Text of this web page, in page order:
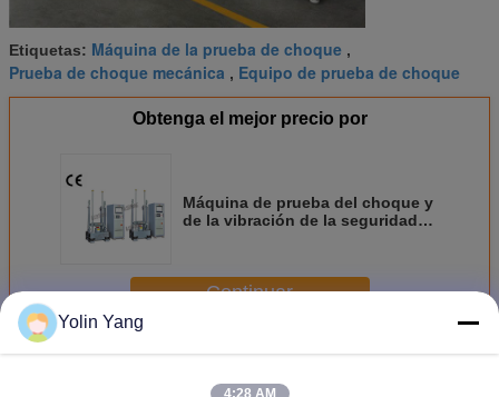
Etiquetas: Máquina de la prueba de choque ,
Prueba de choque mecánica , Equipo de prueba de choque
Obtenga el mejor precio por
Máquina de prueba del choque y
de la vibración de la seguridad
Continuar
MásSistema de prueba de choque
Yolin Yang
4:28 AM